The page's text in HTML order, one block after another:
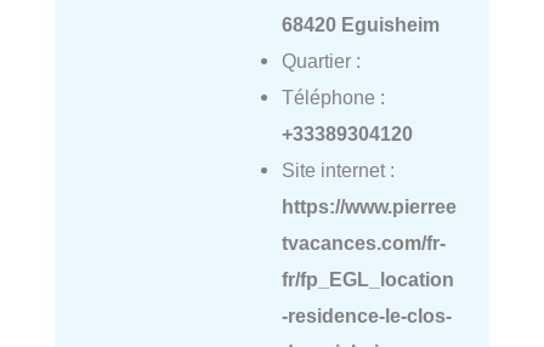
68420 Eguisheim
Quartier :
Téléphone :
+33389304120
Site internet :
https://www.pierree
tvacances.com/fr-
fr/fp_EGL_location
-residence-le-clos-